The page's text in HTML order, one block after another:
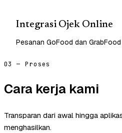
Integrasi Ojek Online
Pesanan GoFood dan
03 — Proses
Cara kerja kami
Transparan dari awal hingga
menghasilkan.